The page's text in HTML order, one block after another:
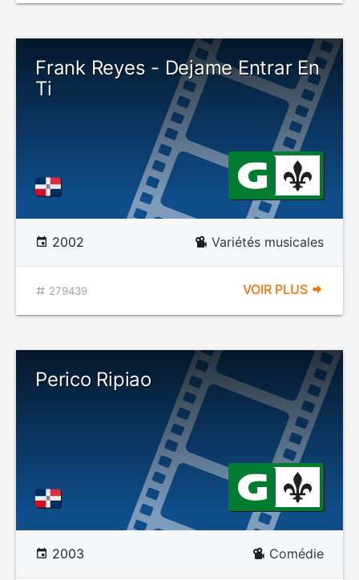
Frank Reyes - Dejame Entrar En
Ti
2002 Variétés musicales
279439 VOIR PLUS
Perico Ripiao
2003 Comédie